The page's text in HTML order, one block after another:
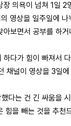
장 의욕이 넘쳐 1일
영상을 일주일에 나
아보면서 공부를 하
하다가 힘이 빠져서
채널이 영상을 3일
다는 건 긴 싸움을
힘을 빼는 것을 추천